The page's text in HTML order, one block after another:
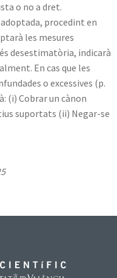
o no a dret.
procedint en
les mesures
desestimatòria, indicarà
En cas que les
o excessives (p.
(i) Cobrar un cànon
suportats (ii) Negar-se